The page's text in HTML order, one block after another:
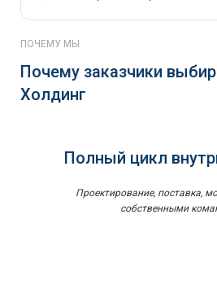
ПОЧЕМУ МЫ
Почему заказчики
Холдинг
Полный цикл
Проектирование, поставка,
собственными